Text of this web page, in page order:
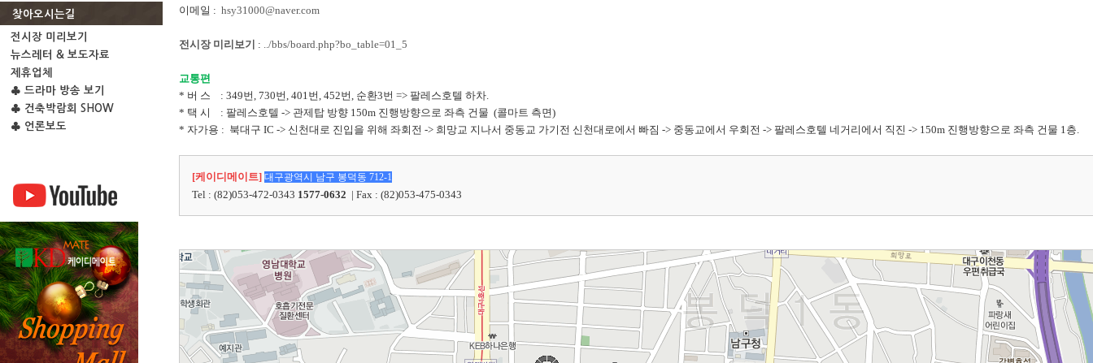
찾아오시는길
전시장 미리보기
뉴스레터 & 보도자료
제휴업체
♣ 드라마 방송 보기
♣ 건축박람회 SHOW
♣ 언론보도
이메일 : hsy31000@naver.com
전시장 미리보기 : ../bbs/board.php?bo_table=01_5
교통편
* 버 스 : 349번, 730번, 401번, 452번, 순환3번 => 팔레스호텔 하차.
* 택 시 : 팔레스호텔 -> 관제탑 방향 150m 진행방향으로 좌측 건물 (콜마트 측면)
* 자가용 : 북대구 IC -> 신천대로 진입을 위해 좌회전 -> 희망교 지나서 중동교 가기전 신천대로에서 빠짐 -> 중동교에서 우회전 -> 팔레스호텔 네거리에서 직진 -> 150m 진행방향으로 좌측 건물 1층.
[케이디메이트] 대구광역시 남구 봉덕동 712-1
Tel : (82)053-472-0343 1577-0632 | Fax : (82)053-475-0343